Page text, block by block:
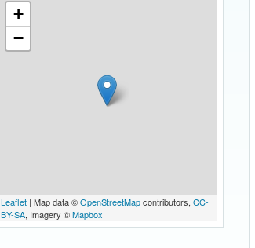
+
−
Leaflet | Map data ©OpenStreetMapcontributors, CC-
BY-SA, Imagery ©Mapbox